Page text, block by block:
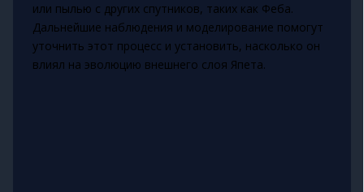
или пылью с других спутников, таких как Феба.
Дальнейшие наблюдения и моделирование помогут
уточнить этот процесс и установить, насколько он
влиял на эволюцию внешнего слоя Япета.